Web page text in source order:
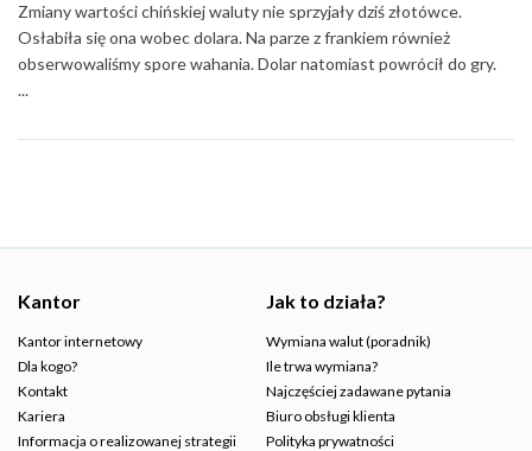
Zmiany wartości chińskiej waluty nie sprzyjały dziś złotówce.
Osłabiła się ona wobec dolara. Na parze z frankiem również
obserwowaliśmy spore wahania. Dolar natomiast powrócił do gry.
...
Kantor
Kantor internetowy
Dla kogo?
Kontakt
Kariera
Informacja o realizowanej strategii
Jak to działa?
Wymiana walut (poradnik)
Ile trwa wymiana?
Najczęściej zadawane pytania
Biuro obsługi klienta
Polityka prywatności